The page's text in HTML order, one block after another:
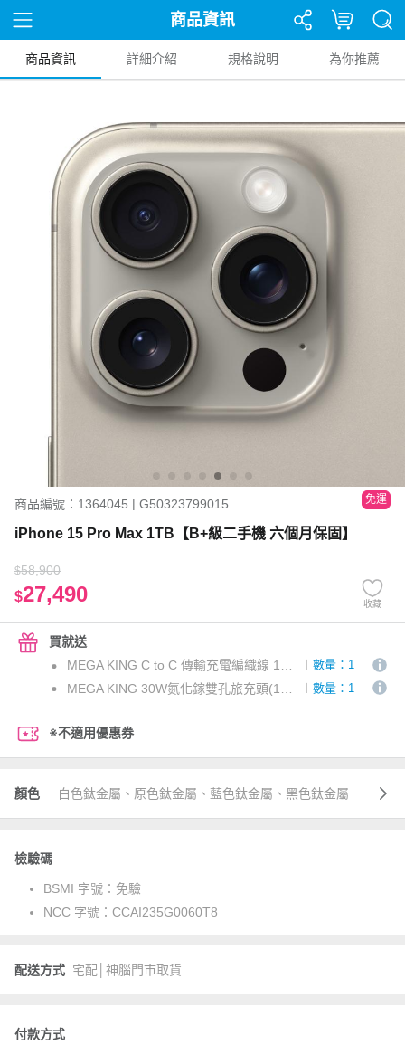
商品資訊
商品資訊 詳細介紹 規格說明 為你推薦
商品編號：1364045 | G50323799015... 免運
iPhone 15 Pro Max 1TB【B+級二手機 六個月保固】
$58,900
$27,490 收藏
買就送
MEGA KING C to C 傳輸充電編織線 1M 白
數量：1
數量：1
※不適用優惠券
顏色 白色鈦金屬、原色鈦金屬、藍色鈦金屬、黑色鈦金屬
檢驗碼
BSMI 字號： 免驗
NCC 字號： CCAI235G0060T8
配送方式 宅配│神腦門市取貨
付款方式